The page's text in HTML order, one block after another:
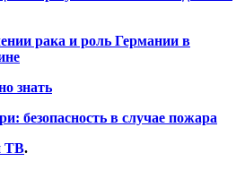
рака и роль Германии в
знать
безопасность в случае пожара
ТВ.